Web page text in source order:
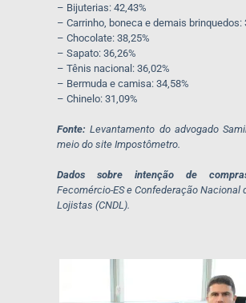
– Bijuterias: 42,43%
– Carrinho, boneca e demais brinquedos:
– Chocolate: 38,25%
– Sapato: 36,26%
– Tênis nacional: 36,02%
– Bermuda e camisa: 34,58%
– Chinelo: 31,09%
Fonte: Levantamento do advogado
meio do site Impostômetro.
Dados sobre intenção de
Fecomércio-ES e Confederação Nacional
Lojistas (CNDL).